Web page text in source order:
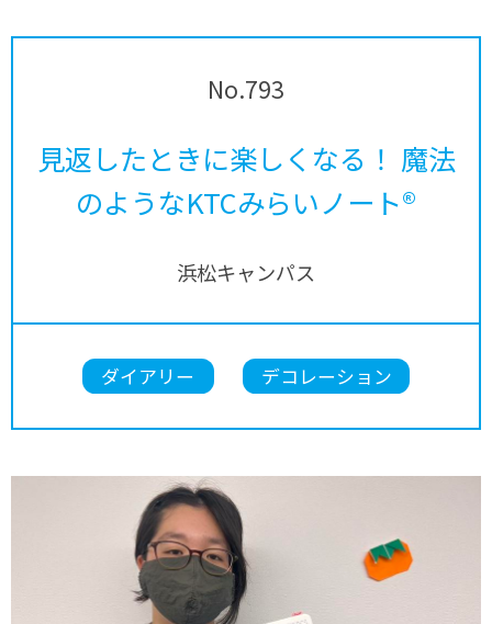
No.793
見返したときに楽しくなる！ 魔法
のようなKTCみらいノート®
浜松キャンパス
ダイアリー デコレーション